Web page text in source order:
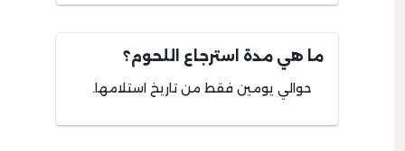
ما هي مدة استرجاع اللحوم؟
حوالي يومين فقط من تاريخ استلامها.